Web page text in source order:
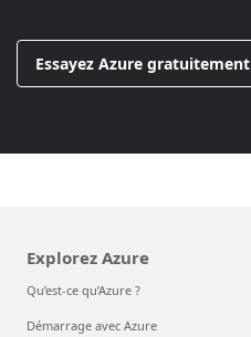
Essayez Azure gratuitement
Explorez Azure
Qu’est-ce qu’Azure ?
Démarrage avec Azure